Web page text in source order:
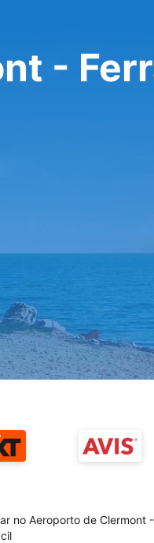
-
no Aeroporto de Clermont